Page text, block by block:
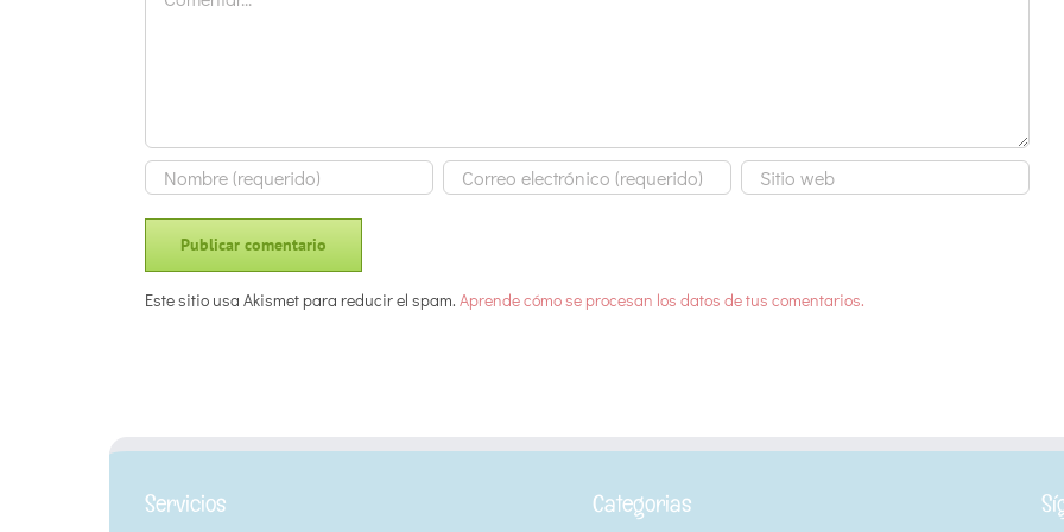
Este sitio usa Akismet para reducir el spam. Aprende cómo se procesan los datos de tus comentarios.
Servicios Categorias